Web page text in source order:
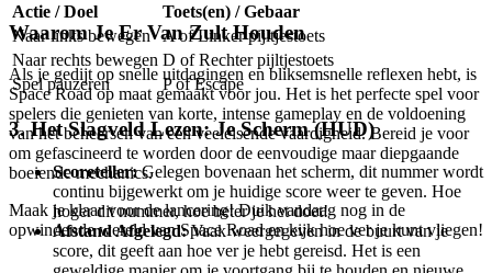
Waarom Je Er Van Zult Houden
Als je gedijt op snelle uitdagingen en bliksemsnelle reflexen hebt, is
Space Road op maat gemaakt voor jou. Het is het perfecte spel voor
spelers die genieten van korte, intense gameplay en de voldoening
van het beheersen van een veeleisende vaardigheid. Bereid je voor
om gefascineerd te worden door de eenvoudige maar diepgaande
boeiende mechanics.
Maak je klaar voor de lancering! Duik vandaag nog in de
opwindende wereld van Space Road en kijk hoe ver je kunt vliegen!
Actie / Doel
Toets(en) / Gebaar
Naar links bewegen
A of Linker pijltjestoets
Naar rechts bewegen D of Rechter pijltjestoets
Spel pauzeren
P of Escape
3. Het Slagveld Lezen: Je Scherm (HUD)
Scoreteller:Gelegen bovenaan het scherm, dit nummer wordt
continu bijgewerkt om je huidige score weer te geven. Hoe
hoger dit nummer, hoe beter je het doet!
Afstand Afgelegd:Vaak weergegeven in de buurt van je
score, dit geeft aan hoe ver je hebt gereisd. Het is een